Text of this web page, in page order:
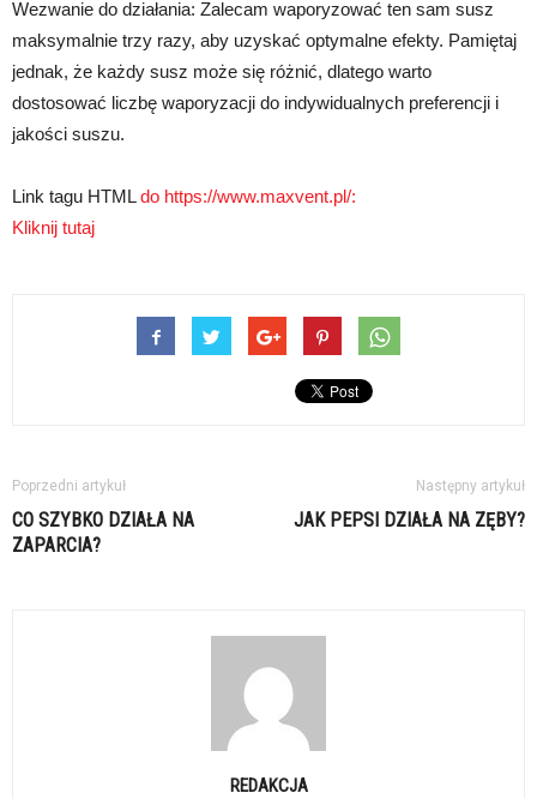
Wezwanie do działania: Zalecam waporyzować ten sam susz
maksymalnie trzy razy, aby uzyskać optymalne efekty. Pamiętaj
jednak, że każdy susz może się różnić, dlatego warto
dostosować liczbę waporyzacji do indywidualnych preferencji i
jakości suszu.
Link tagu HTMLdo https://www.maxvent.pl/:
Kliknij tutaj
Poprzedni artykuł
CO SZYBKO DZIAŁA NA
ZAPARCIA?
Następny artykuł
JAK PEPSI DZIAŁA NA ZĘBY?
REDAKCJA